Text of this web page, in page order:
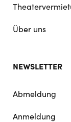
Über uns
NEWSLETTER
Abmeldung
Anmeldung